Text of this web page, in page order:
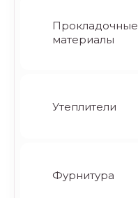
Прокладочные
материалы
Утеплители
Фурнитура